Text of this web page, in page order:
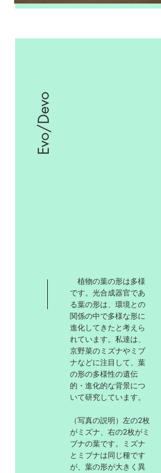
Evo/Devo
植物の葉の形は多様
です。光合成器官であ
る葉の形は、環境との
関係の中で多様な形に
進化してきたと考えら
れています。私達は、
京野菜のミズナやミブ
ナなどに注目して、葉
の形の多様性の遺伝
的・進化的な背景につ
いて研究しています。
（写真の説明）左の2枚
がミズナ、右の2枚がミ
ブナの葉です。ミズナ
とミブナは同じ種です
が、葉の形が大きく異